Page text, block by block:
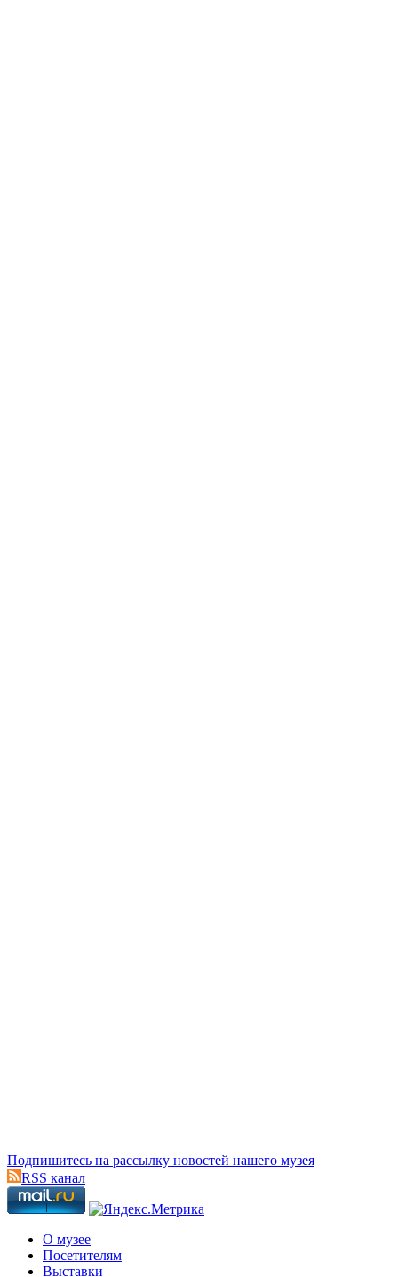
Подпишитесь на рассылку новостей нашего музея
RSS канал
О музее
Посетителям
Выставки